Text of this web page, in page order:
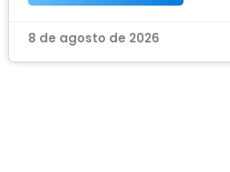
8 de agosto de 2026